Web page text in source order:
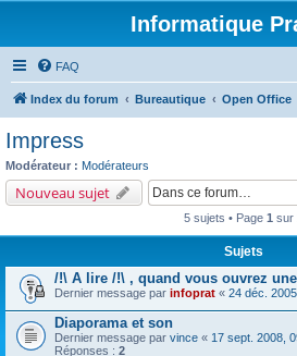
Informatique
FAQ
Index du forum Bureautique Open Office
Impress
Modérateur : Modérateurs
Nouveau sujet
5 sujets • Page 1 sur
Sujets
/!\ A lire /!\ , quand vous ouvrez
Dernier message par infoprat « 24 déc.
Diaporama et son
Dernier message par vince « 17 sept. 2008,
Réponses : 2